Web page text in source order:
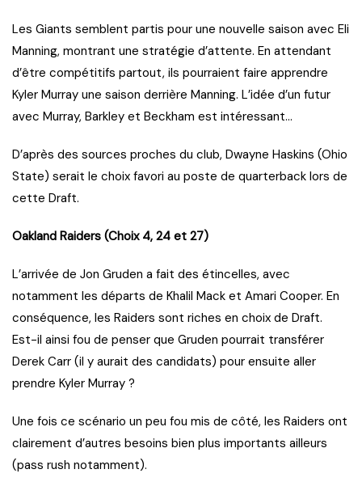
Les Giants semblent partis pour une nouvelle saison avec Eli
Manning, montrant une stratégie d’attente. En attendant
d’être compétitifs partout, ils pourraient faire apprendre
Kyler Murray une saison derrière Manning. L’idée d’un futur
avec Murray, Barkley et Beckham est intéressant…
D’après des sources proches du club, Dwayne Haskins (Ohio
State) serait le choix favori au poste de quarterback lors de
cette Draft.
Oakland Raiders (Choix 4, 24 et 27)
L’arrivée de Jon Gruden a fait des étincelles, avec
notamment les départs de Khalil Mack et Amari Cooper. En
conséquence, les Raiders sont riches en choix de Draft.
Est-il ainsi fou de penser que Gruden pourrait transférer
Derek Carr (il y aurait des candidats) pour ensuite aller
prendre Kyler Murray ?
Une fois ce scénario un peu fou mis de côté, les Raiders ont
clairement d’autres besoins bien plus importants ailleurs
(pass rush notamment).